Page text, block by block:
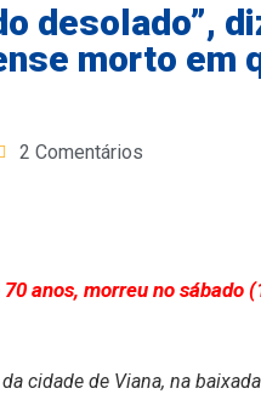
desolado”,
morto em
2 Comentários
anos, morreu no sábado
cidade de Viana, na